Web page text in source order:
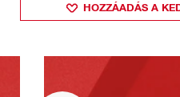
HOZZÁADÁS A